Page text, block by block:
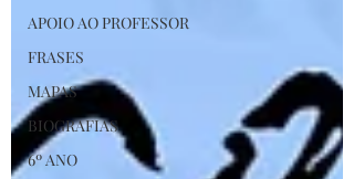
APOIO AO PROFESSOR
FRASES
MAPAS
BIOGRAFIAS
6º ANO